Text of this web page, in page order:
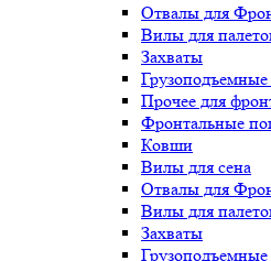
Отвалы для
Вилы для
Захваты
Грузоподъемные
Прочее для
Фронтальные
Ковши
Вилы для сена
Отвалы для
Вилы для
Захваты
Грузоподъемные